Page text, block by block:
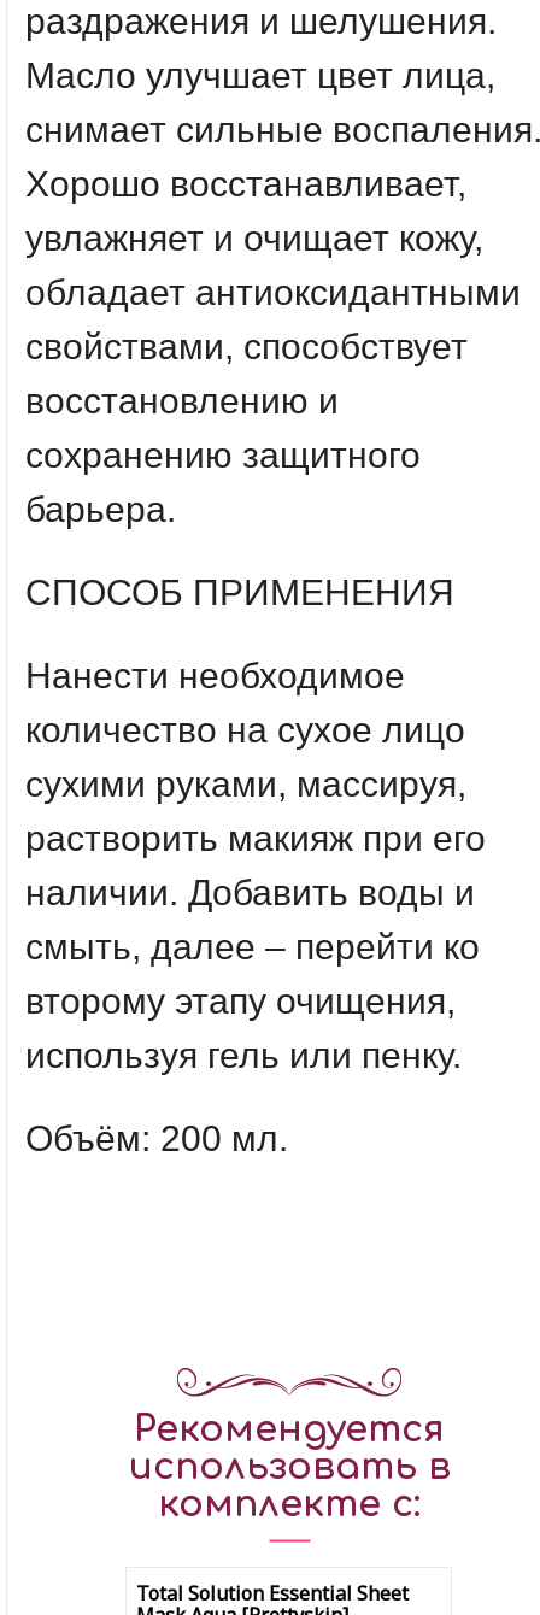
раздражения и шелушения.
Масло улучшает цвет лица,
снимает сильные
Хорошо восстанавливает,
увлажняет и очищает кожу,
обладает антиоксидантными
свойствами, способствует
восстановлению и
сохранению защитного
барьера.
СПОСОБ ПРИМЕНЕНИЯ
Нанести необходимое
количество на сухое лицо
сухими руками, массируя,
растворить макияж при его
наличии. Добавить воды и
смыть, далее – перейти ко
второму этапу очищения,
используя гель или пенку.
Объём: 200 мл.
Рекомендуется
использовать в
комплекте с:
Total Solution Essential Sheet